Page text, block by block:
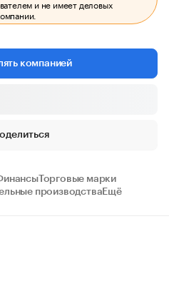
и не имеет деловых
компанией
Торговые марки
производства Ещё